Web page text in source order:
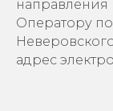
направления
Оператору по
адрес